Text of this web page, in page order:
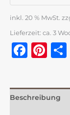
inkl. 20 % MwSt.
Lieferzeit: ca. 3
Beschreibung